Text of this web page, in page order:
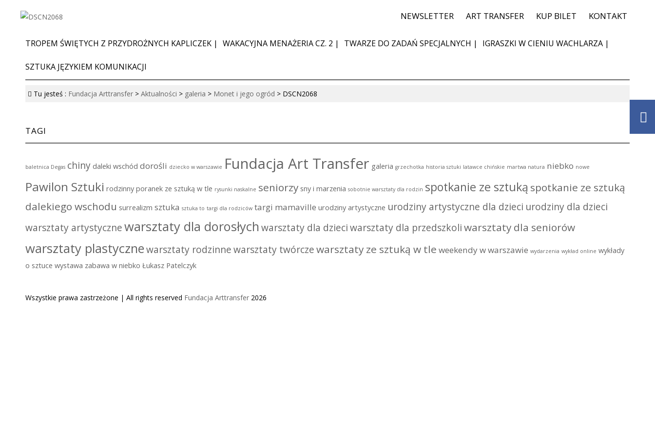
NEWSLETTER ART TRANSFER KUP BILET KONTAKT
TROPEM ŚWIĘTYCH Z PRZYDROŻNYCH KAPLICZEK | WAKACYJNA MENAŻERIA CZ. 2 | TWARZE DO ZADAŃ SPECJALNYCH | IGRASZKI W CIENIU WACHLARZA |
SZTUKA JĘZYKIEM KOMUNIKACJI
Tu jesteś : Fundacja Arttransfer > Aktualności > galeria > Monet i jego ogród > DSCN2068
TAGI
baletnica Degas chiny daleki wschód dorośli dziecko w warszawie Fundacja Art Transfer galeria grzechotka historia sztuki latawce chińskie martwa natura niebko nowe
Pawilon Sztuki rodzinny poranek ze sztuką w tle rysunki naskalne seniorzy sny i marzenia sobotnie warsztaty dla rodzin spotkanie ze sztuką spotkanie ze sztuką
dalekiego wschodu surrealizm sztuka sztuka to targi dla rodziców targi mamaville urodziny artystyczne urodziny artystyczne dla dzieci urodziny dla dzieci
warsztaty artystycznewarsztaty dla dorosłych warsztaty dla dzieciwarsztaty dla przedszkoliwarsztaty dla seniorów
warsztaty plastycznewarsztaty rodzinnewarsztaty twórczewarsztaty ze sztuką w tle weekendy w warszawie wydarzenia wykład online wykłady
o sztuce wystawa zabawa w niebko Łukasz Patelczyk
Wszystkie prawa zastrzeżone | All rights reserved Fundacja Arttransfer 2026